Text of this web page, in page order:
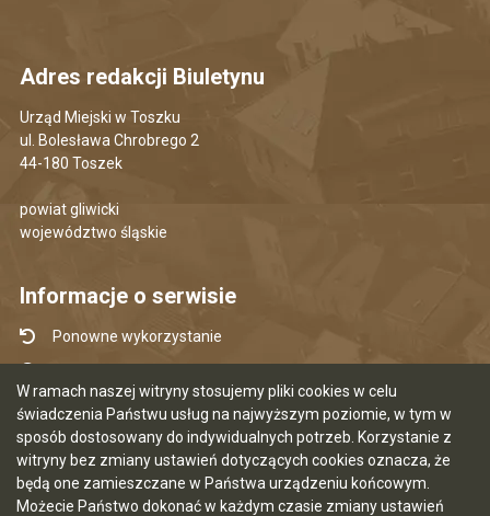
W ramach naszej witryny stosujemy pliki cookies w celu
świadczenia Państwu usług na najwyższym poziomie, w tym w
sposób dostosowany do indywidualnych potrzeb. Korzystanie z
witryny bez zmiany ustawień dotyczących cookies oznacza, że
będą one zamieszczane w Państwa urządzeniu końcowym.
Możecie Państwo dokonać w każdym czasie zmiany ustawień
Adres redakcji Biuletynu
Urząd Miejski w Toszku
ul. Bolesława Chrobrego 2
44-180 Toszek
powiat gliwicki
województwo śląskie
Informacje o serwisie
Ponowne wykorzystanie
Mapa serwisu
Instrukcja obsługi
Statystyki oglądalności
Ostatnia aktualizacja BIP: 07.08.2026 12:50